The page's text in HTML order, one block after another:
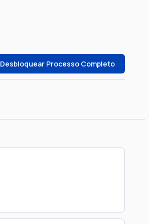
Desbloquear Processo Completo